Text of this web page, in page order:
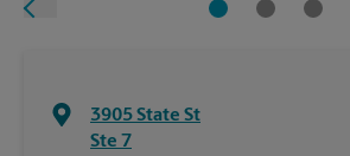
3905 State St
Ste 7